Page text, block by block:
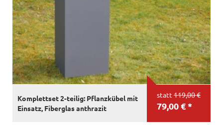
statt 119,00 €
79,00 € *
Komplettset 2-teilig: Pflanzkübel mit
Einsatz, Fiberglas anthrazit